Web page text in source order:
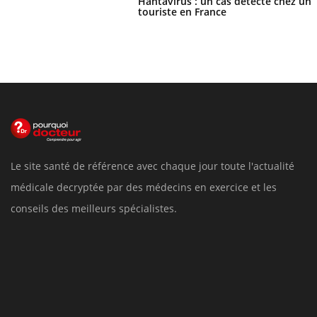
touriste en France
Le site santé de référence avec chaque jour toute l'actualité
médicale decryptée par des médecins en exercice et les
conseils des meilleurs spécialistes.